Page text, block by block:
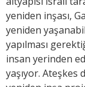
yeniden inşası,
yeniden
yapılması
insan yerinden
yaşıyor.